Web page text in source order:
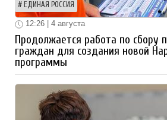
ЕДИНАЯ РОССИЯ
12:26 | 4 августа
Продолжается работа по сбору
граждан для создания новой
программы